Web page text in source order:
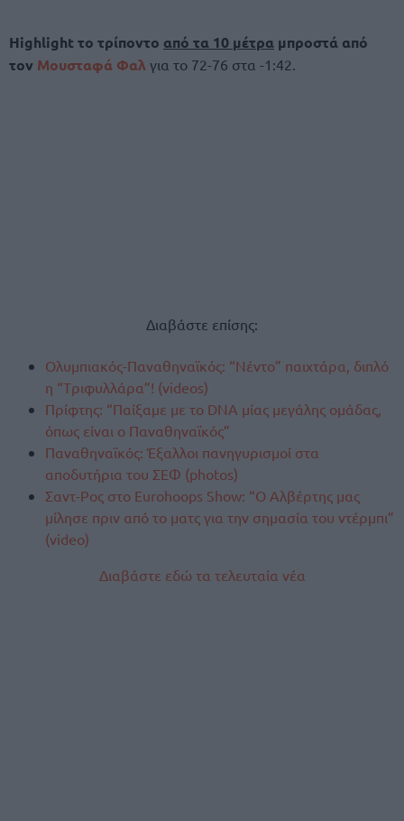
Highlight το τρίποντο από τα 10 μέτρα μπροστά από
τον Μουσταφά Φαλ για το 72-76 στα -1:42.
Διαβάστε επίσης:
Ολυμπιακός-Παναθηναϊκός: “Νέντο” παιχτάρα, διπλό
η “Tριφυλλάρα”! (videos)
Πρίφτης: “Παίξαμε με το DNA μίας μεγάλης ομάδας,
όπως είναι ο Παναθηναϊκός”
Παναθηναϊκός: Έξαλλοι πανηγυρισμοί στα
αποδυτήρια του ΣΕΦ (photos)
Σαντ-Ρος στο Eurohoops Show: “Ο Αλβέρτης μας
μίλησε πριν από το ματς για την σημασία του ντέρμπι”
(video)
Διαβάστε εδώ τα τελευταία νέα